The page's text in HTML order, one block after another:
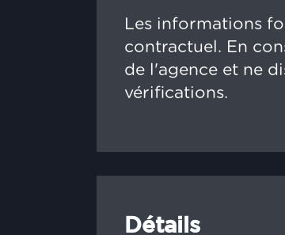
Les informations
contractuel. En
de l'agence et ne
vérifications.
Détails